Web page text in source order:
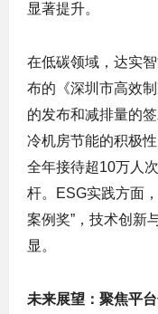
显著提升。
在低碳领域，达实
布的《深圳市高效
的发布和减排量的
冷机房节能的积极
全年接待超10万人
杆。ESG实践方面
案例奖”，技术创新
显。
未来展望：聚焦平